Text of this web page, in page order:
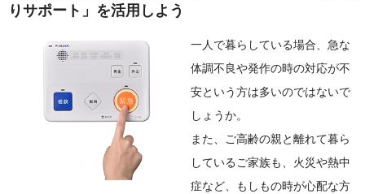
りサポート」を活用しよう
一人で暮らしている場合、急な
体調不良や発作の時の対応が不
安という方は多いのではないで
しょうか。
また、ご高齢の親と離れて暮ら
しているご家族も、火災や熱中
症など、もしもの時が心配な方